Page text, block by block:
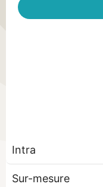
Intra
Sur-mesure